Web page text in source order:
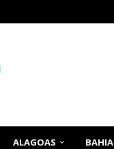
ALAGOAS BAHIA